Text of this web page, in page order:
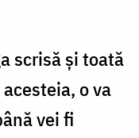
scrisă şi toată
o va
vei fi